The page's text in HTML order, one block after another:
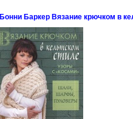
Бонни Баркер Вязание крючком в